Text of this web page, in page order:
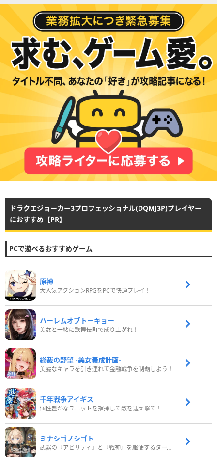
ドラクエジョーカー3プロフェッショナル(DQMJ3P)プレイヤー
におすすめ【PR】
PCで遊べるおすすめゲーム
原神
大人気アクションRPGをPCで快適プレイ！
ハーレムオブトーキョー
美女と一緒に歌舞伎町で成り上がれ！
総裁の野望 -美女養成計画-
美麗なキャラを引き連れて金融戦争を制覇しよう！
千年戦争アイギス
個性豊かなユニットを指揮して敵を迎え撃て！
ミナシゴノシゴト
武器の『アビリティ』と『戦神』を駆使するターン制コマンドバトルRPG！